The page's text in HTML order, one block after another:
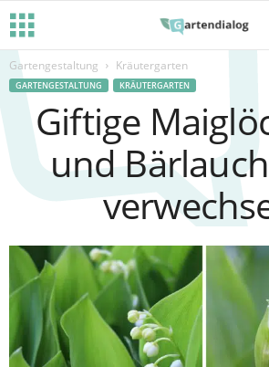
Gartengestaltung Kräutergarten
GARTENGESTALTUNG KRÄUTERGARTEN
Giftige
und